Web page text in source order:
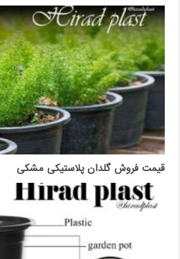
قیمت فروش گلدان پلاستیکی مشکی